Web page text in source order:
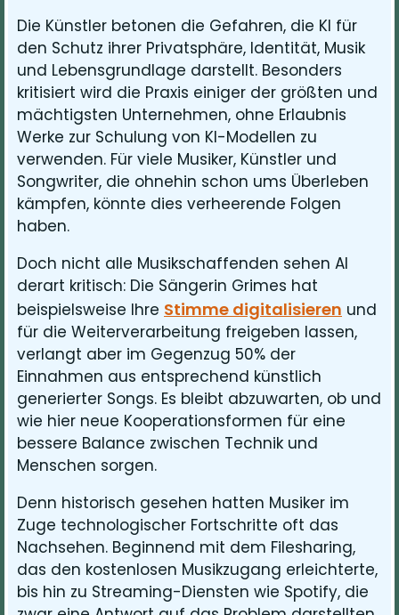
Die Künstler betonen die Gefahren, die KI für
den Schutz ihrer Privatsphäre, Identität, Musik
und Lebensgrundlage darstellt. Besonders
kritisiert wird die Praxis einiger der größten und
mächtigsten Unternehmen, ohne Erlaubnis
Werke zur Schulung von KI-Modellen zu
verwenden. Für viele Musiker, Künstler und
Songwriter, die ohnehin schon ums Überleben
kämpfen, könnte dies verheerende Folgen
haben.
Doch nicht alle Musikschaffenden sehen AI
derart kritisch: Die Sängerin Grimes hat
beispielsweise Ihre Stimme digitalisieren und
für die Weiterverarbeitung freigeben lassen,
verlangt aber im Gegenzug 50% der
Einnahmen aus entsprechend künstlich
generierter Songs. Es bleibt abzuwarten, ob und
wie hier neue Kooperationsformen für eine
bessere Balance zwischen Technik und
Menschen sorgen.
Denn historisch gesehen hatten Musiker im
Zuge technologischer Fortschritte oft das
Nachsehen. Beginnend mit dem Filesharing,
das den kostenlosen Musikzugang erleichterte,
bis hin zu Streaming-Diensten wie Spotify, die